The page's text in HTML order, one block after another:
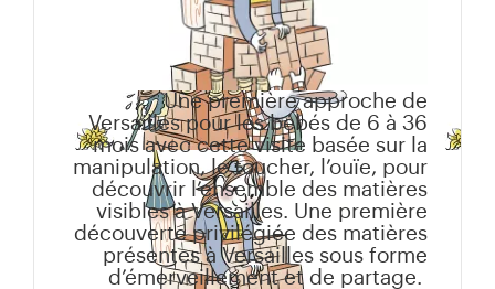
Une première approche de
Versailles pour les bébés de 6 à 36
mois avec cette visite basée sur la
manipulation, le toucher, l’ouïe, pour
découvrir l’ensemble des matières
visibles à Versailles. Une première
découverte privilégiée des matières
présentes à Versailles sous forme
d’émerveillement et de partage.